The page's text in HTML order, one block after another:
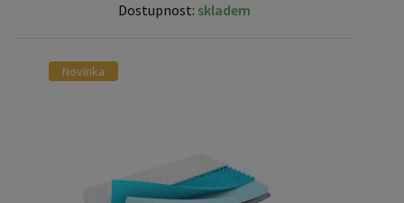
Dostupnost: skladem
Novinka